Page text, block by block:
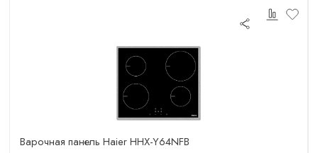
Варочная панель Haier HHX-Y64NFB